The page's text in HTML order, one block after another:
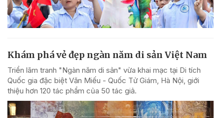
Khám phá vẻ đẹp ngàn năm di sản Việt Nam
Triển lãm tranh "Ngàn năm di sản" vừa khai mạc tại Di tích
Quốc gia đặc biệt Văn Miếu - Quốc Tử Giám, Hà Nội, giới
thiệu hơn 120 tác phẩm của 50 tác giả.